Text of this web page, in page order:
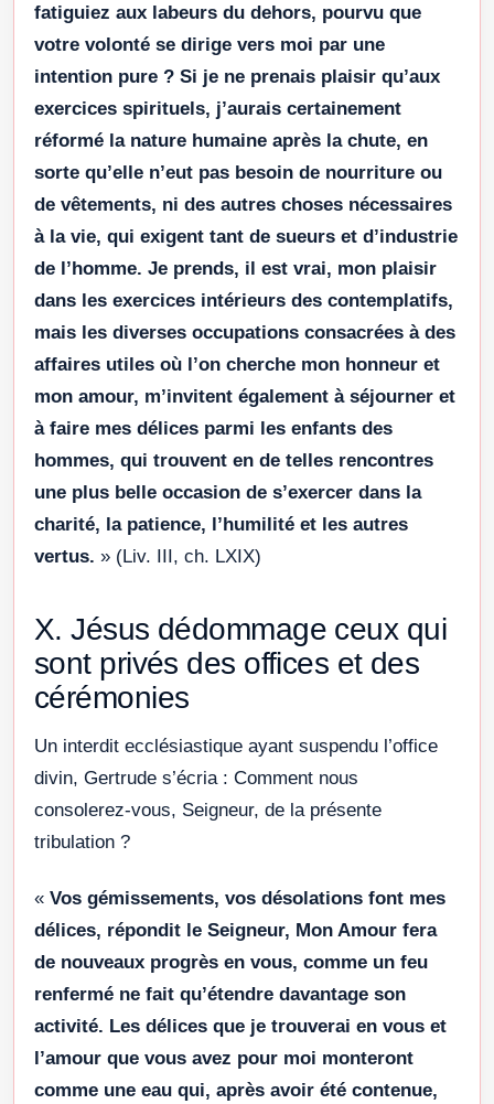
fatiguiez aux labeurs du dehors, pourvu que
votre volonté se dirige vers moi par une
intention pure ? Si je ne prenais plaisir qu’aux
exercices spirituels, j’aurais certainement
réformé la nature humaine après la chute, en
sorte qu’elle n’eut pas besoin de nourriture ou
de vêtements, ni des autres choses nécessaires
à la vie, qui exigent tant de sueurs et d’industrie
de l’homme. Je prends, il est vrai, mon plaisir
dans les exercices intérieurs des contemplatifs,
mais les diverses occupations consacrées à des
affaires utiles où l’on cherche mon honneur et
mon amour, m’invitent également à séjourner et
à faire mes délices parmi les enfants des
hommes, qui trouvent en de telles rencontres
une plus belle occasion de s’exercer dans la
charité, la patience, l’humilité et les autres
vertus. » (Liv. III, ch. LXIX)
X. Jésus dédommage ceux qui
sont privés des offices et des
cérémonies
Un interdit ecclésiastique ayant suspendu l’office
divin, Gertrude s’écria : Comment nous
consolerez-vous, Seigneur, de la présente
tribulation ?
« Vos gémissements, vos désolations font mes
délices, répondit le Seigneur, Mon Amour fera
de nouveaux progrès en vous, comme un feu
renfermé ne fait qu’étendre davantage son
activité. Les délices que je trouverai en vous et
l’amour que vous avez pour moi monteront
comme une eau qui, après avoir été contenue,